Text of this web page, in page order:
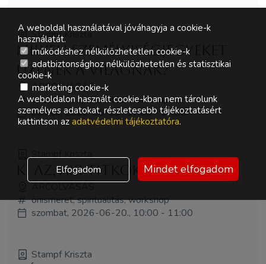
Stampf Kriszta
Milyen személyiségjegyeket
üzenek a világnak?
ARCOLVASÁS
önismeret, spiritualitás, workshop
péntek, 2026-06-19., 17:00 - 18:00
Stampf Kriszta
Ki az, aki titkokkal él túl?
önismeret, spiritualitás, workshop
szombat, 2026-06-20., 10:00 - 11:00
Stampf Kriszta
A weboldal használatával jóváhagyja a cookie-k
használatát.
működéshez nélkülözhetetlen cookie-k
adatbiztonsághoz nélkülözhetetlen és statisztikai
cookie-k
marketing cookie-k
A weboldalon használt cookie-kban nem tárolunk
személyes adatokat, részletesebb tájékoztatásért
kattintson az adatvédelmi tájékoztatóra.
Elfogadom Mindet elfogadom